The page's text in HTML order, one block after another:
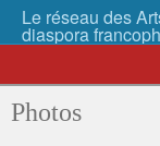
Photos